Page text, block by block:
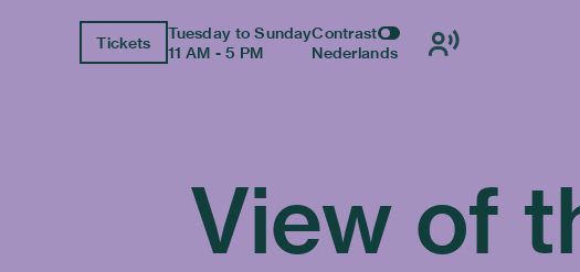
Tickets
Tuesday to Sunday
11 AM - 5 PM
Contrast
Nederlands
View of